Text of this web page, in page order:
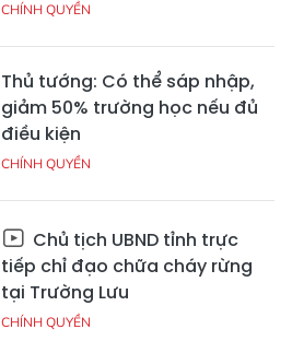
CHÍNH QUYỀN
Thủ tướng: Có thể sáp nhập,
giảm 50% trường học nếu đủ
điều kiện
CHÍNH QUYỀN
Chủ tịch UBND tỉnh trực
tiếp chỉ đạo chữa cháy rừng
tại Trường Lưu
CHÍNH QUYỀN